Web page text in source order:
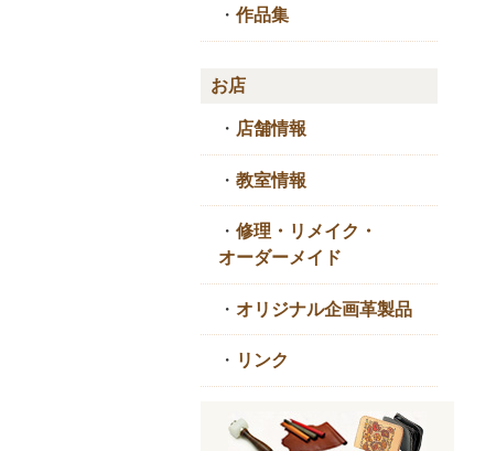
・ 作品集
お店
・ 店舗情報
・ 教室情報
・ 修理・リメイク・
オーダーメイド
・ オリジナル企画革製品
・ リンク